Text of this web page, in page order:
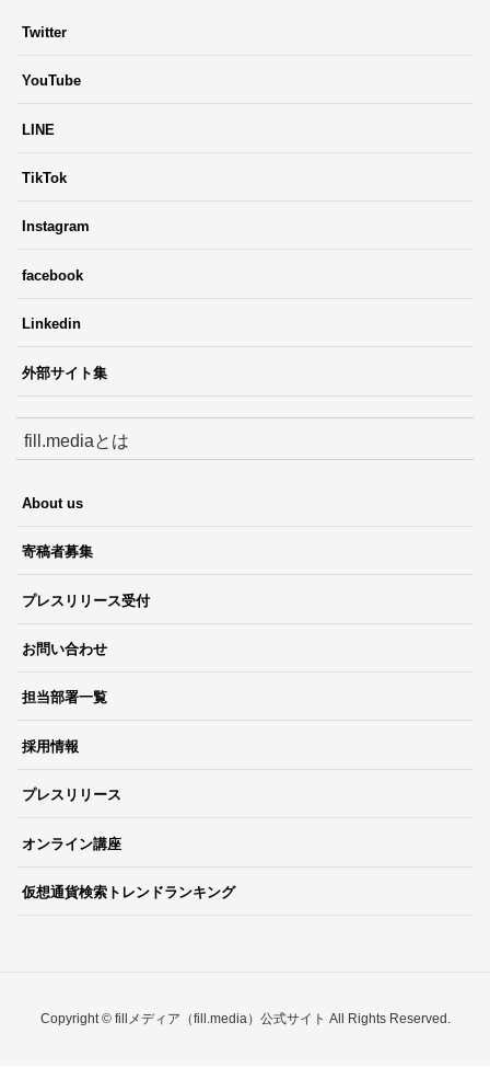
Twitter
YouTube
LINE
TikTok
Instagram
facebook
Linkedin
外部サイト集
fill.mediaとは
About us
寄稿者募集
プレスリリース受付
お問い合わせ
担当部署一覧
採用情報
プレスリリース
オンライン講座
仮想通貨検索トレンドランキング
Copyright © fillメディア（fill.media）公式サイト All Rights Reserved.